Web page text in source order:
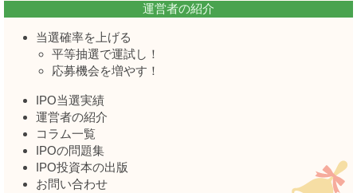
運営者の紹介
当選確率を上げる
平等抽選で運試し！
応募機会を増やす！
IPO当選実績
運営者の紹介
コラム一覧
IPOの問題集
IPO投資本の出版
お問い合わせ